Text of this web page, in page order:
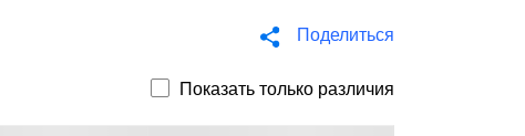
Поделиться
Показать только различия